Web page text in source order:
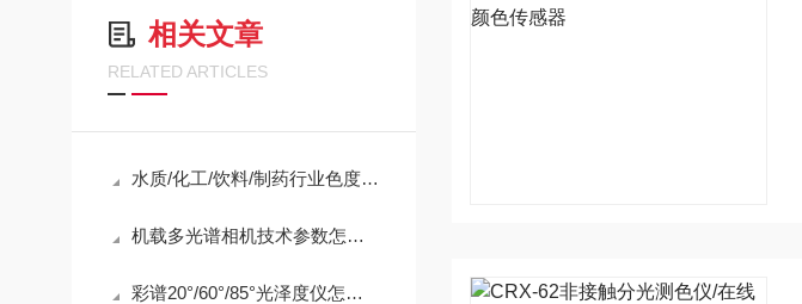
相关文章
RELATED ARTICLES
水质/化工/饮料/制药行业色度仪选型指南
机载多光谱相机技术参数怎么看？别让参数表把人绕晕
彩谱20°/60°/85°光泽度仪怎么选角度